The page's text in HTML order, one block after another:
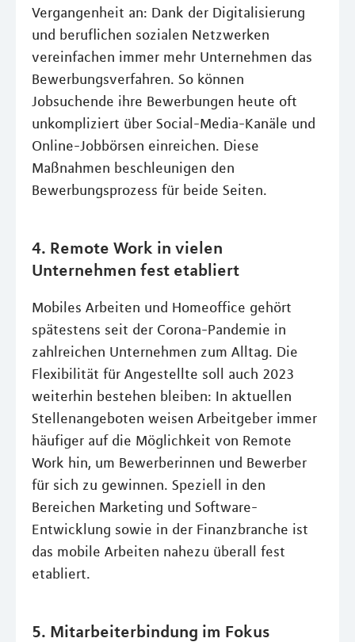
Vergangenheit an: Dank der Digitalisierung
und beruflichen sozialen Netzwerken
vereinfachen immer mehr Unternehmen das
Bewerbungsverfahren. So können
Jobsuchende ihre Bewerbungen heute oft
unkompliziert über Social-Media-Kanäle und
Online-Jobbörsen einreichen. Diese
Maßnahmen beschleunigen den
Bewerbungsprozess für beide Seiten.
4. Remote Work in vielen
Unternehmen fest etabliert
Mobiles Arbeiten und Homeoffice gehört
spätestens seit der Corona-Pandemie in
zahlreichen Unternehmen zum Alltag. Die
Flexibilität für Angestellte soll auch 2023
weiterhin bestehen bleiben: In aktuellen
Stellenangeboten weisen Arbeitgeber immer
häufiger auf die Möglichkeit von Remote
Work hin, um Bewerberinnen und Bewerber
für sich zu gewinnen. Speziell in den
Bereichen Marketing und Software-
Entwicklung sowie in der Finanzbranche ist
das mobile Arbeiten nahezu überall fest
etabliert.
5. Mitarbeiterbindung im Fokus